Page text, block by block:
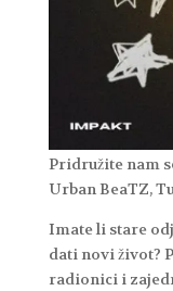
Pridružite nam
Urban BeaTZ,
Imate li stare
dati novi život?
radionici i